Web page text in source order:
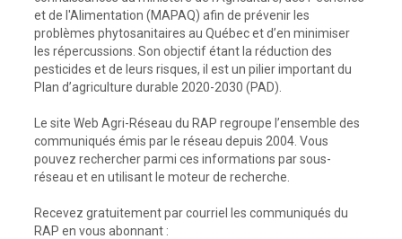
et de l'Alimentation (MAPAQ) afin de prévenir les
problèmes phytosanitaires au Québec et d’en minimiser
les répercussions. Son objectif étant la réduction des
pesticides et de leurs risques, il est un pilier important du
Plan d’agriculture durable 2020-2030 (PAD).
Le site Web Agri-Réseau du RAP regroupe l’ensemble des
communiqués émis par le réseau depuis 2004. Vous
pouvez rechercher parmi ces informations par sous-
réseau et en utilisant le moteur de recherche.
Recevez gratuitement par courriel les communiqués du
RAP en vous abonnant :